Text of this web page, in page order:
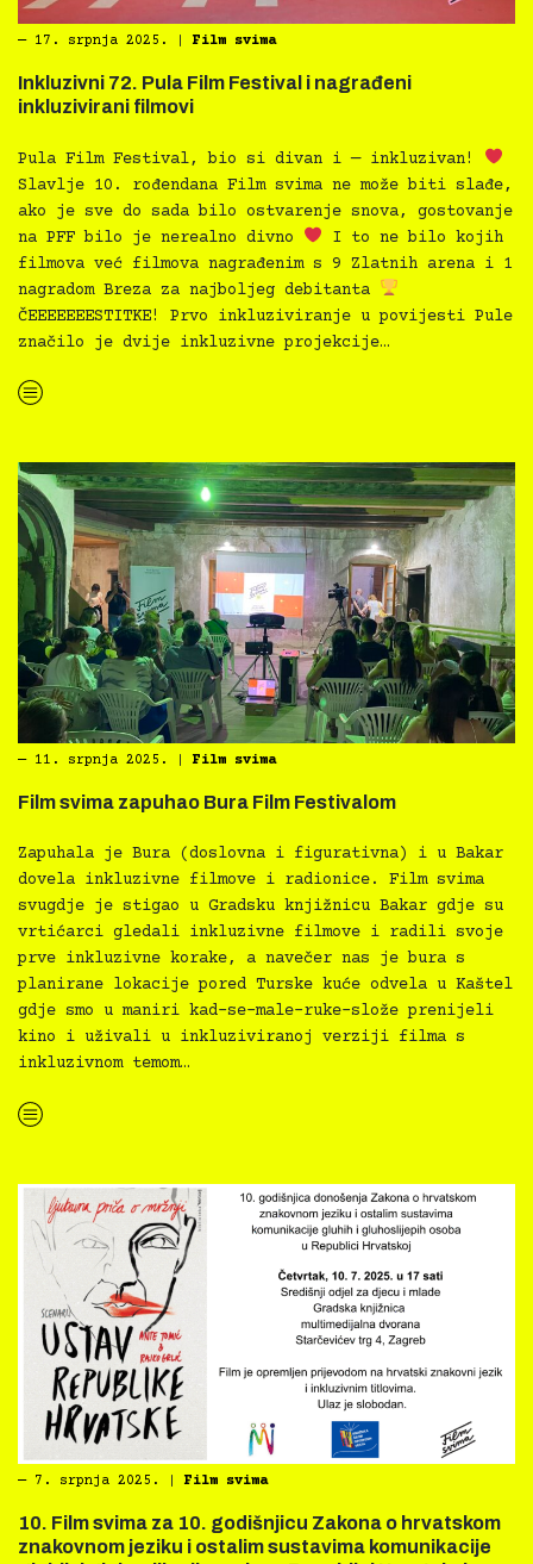
― 17. srpnja 2025. Film svima
Inkluzivni 72. Pula Film Festival i nagrađeni
inkluzivirani filmovi
Pula Film Festival, bio si divan i — inkluzivan!
Slavlje 10. rođendana Film svima ne može biti slađe,
ako je sve do sada bilo ostvarenje snova, gostovanje
na PFF bilo je nerealno divno
I to ne bilo kojih
filmova već filmova nagrađenim s 9 Zlatnih arena i 1
nagradom Breza za najboljeg debitanta
ČEEEEEEESTITKE! Prvo inkluziviranje u povijesti Pule
značilo je dvije inkluzivne projekcije…
“Inkluzivni 72. Pula Film Festival i nagrađeni inkluzivirani filmovi”
― 11. srpnja 2025. Film svima
Film svima zapuhao Bura Film Festivalom
Zapuhala je Bura (doslovna i figurativna) i u Bakar
dovela inkluzivne filmove i radionice. Film svima
svugdje je stigao u Gradsku knjižnicu Bakar gdje su
vrtićarci gledali inkluzivne filmove i radili svoje
prve inkluzivne korake, a navečer nas je bura s
planirane lokacije pored Turske kuće odvela u Kaštel
gdje smo u maniri kad-se-male-ruke-slože prenijeli
kino i uživali u inkluziviranoj verziji filma s
inkluzivnom temom…
“Film svima zapuhao Bura Film Festivalom”
― 7. srpnja 2025. Film svima
10. Film svima za 10. godišnjicu Zakona o hrvatskom
znakovnom jeziku i ostalim sustavima komunikacije